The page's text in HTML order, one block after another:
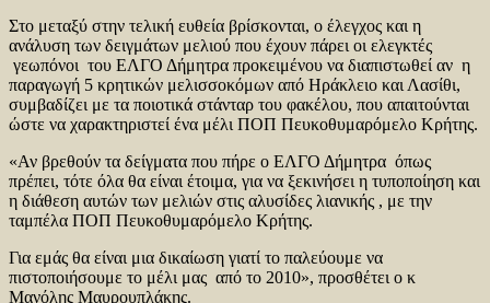
Στο μεταξύ στην τελική ευθεία βρίσκονται, ο έλεγχος και η
ανάλυση των δειγμάτων μελιού που έχουν πάρει οι ελεγκτές
γεωπόνοι του ΕΛΓΟ Δήμητρα προκειμένου να διαπιστωθεί αν η
παραγωγή 5 κρητικών μελισσοκόμων από Ηράκλειο και Λασίθι,
συμβαδίζει με τα ποιοτικά στάνταρ του φακέλου, που απαιτούνται
ώστε να χαρακτηριστεί ένα μέλι ΠΟΠ Πευκοθυμαρόμελο Κρήτης.
«Αν βρεθούν τα δείγματα που πήρε ο ΕΛΓΟ Δήμητρα όπως
πρέπει, τότε όλα θα είναι έτοιμα, για να ξεκινήσει η τυποποίηση και
η διάθεση αυτών των μελιών στις αλυσίδες λιανικής , με την
ταμπέλα ΠΟΠ Πευκοθυμαρόμελο Κρήτης.
Για εμάς θα είναι μια δικαίωση γιατί το παλεύουμε να
πιστοποιήσουμε το μέλι μας από το 2010», προσθέτει ο κ
Μανόλης Μαυρουπλάκης.